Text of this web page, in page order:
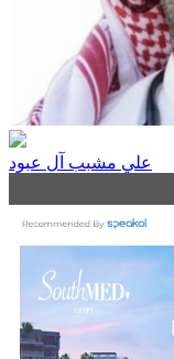
علي مشبب آل عبود